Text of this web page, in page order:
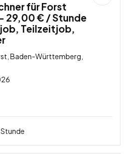
für Forst
29,00 € / Stunde
Teilzeitjob,
Baden-Württemberg,